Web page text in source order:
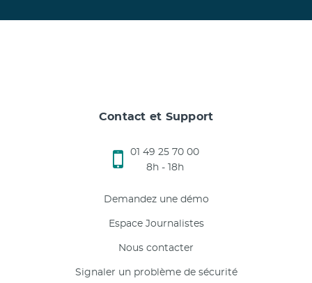
Contact et Support
01 49 25 70 00
8h - 18h
Demandez une démo
Espace Journalistes
Nous contacter
Signaler un problème de sécurité